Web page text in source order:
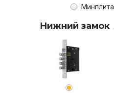
Минплита
Нижний замок